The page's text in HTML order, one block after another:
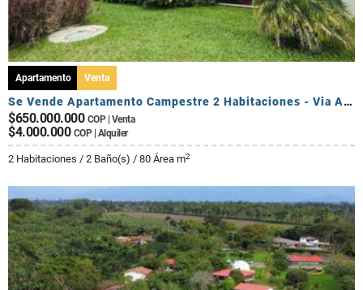
Apartamento Venta
Se Vende Apartamento Campestre 2 Habitaciones - Via Al Caimo
$650.000.000 COP | Venta
$4.000.000 COP | Alquiler
2 Habitaciones / 2 Baño(s) / 80 Área m2